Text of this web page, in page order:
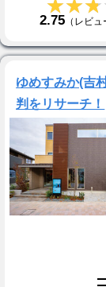
2.75 （レビ
ゆめすみか(吉
判をリサーチ！